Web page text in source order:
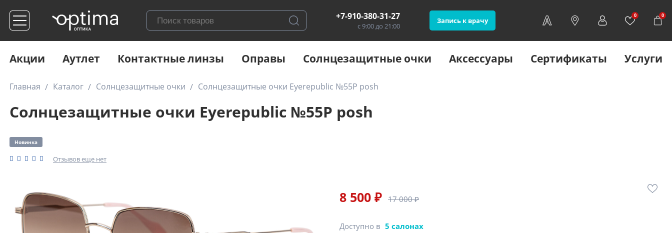
+7-910-380-31-27
с 9:00 до 21:00
Запись к врачу
0 0
Акции Аутлет Контактные линзы Оправы Солнцезащитные очки Аксессуары Сертификаты Услуги
Главная Каталог Солнцезащитные очки Солнцезащитные очки Eyerepublic №55P posh
Солнцезащитные очки Eyerepublic №55P posh
Новинка
Отзывов еще нет
8 500 ₽ 17 000 ₽
Доступно в 5 салонах